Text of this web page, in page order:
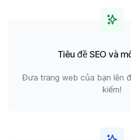
Tiêu đề SEO và
Đưa trang web của bạn lên
kiếm!